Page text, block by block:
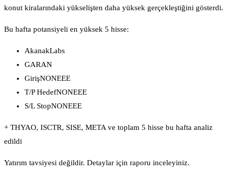
konut kiralarındaki yükselişten daha yüksek gerçekleştiğini gösterdi.
Bu hafta potansiyeli en yüksek 5 hisse:
AkanakLabs
GARAN
GirişNONEEE
T/P HedefNONEEE
S/L StopNONEEE
+ THYAO, ISCTR, SISE, META ve toplam 5 hisse bu hafta analiz
edildi
Yatırım tavsiyesi değildir. Detaylar için raporu inceleyiniz.